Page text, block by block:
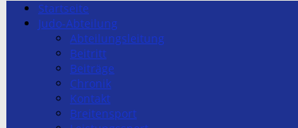
Startseite
Judo-Abteilung
Abteilungsleitung
Beitritt
Beiträge
Chronik
Kontakt
Breitensport